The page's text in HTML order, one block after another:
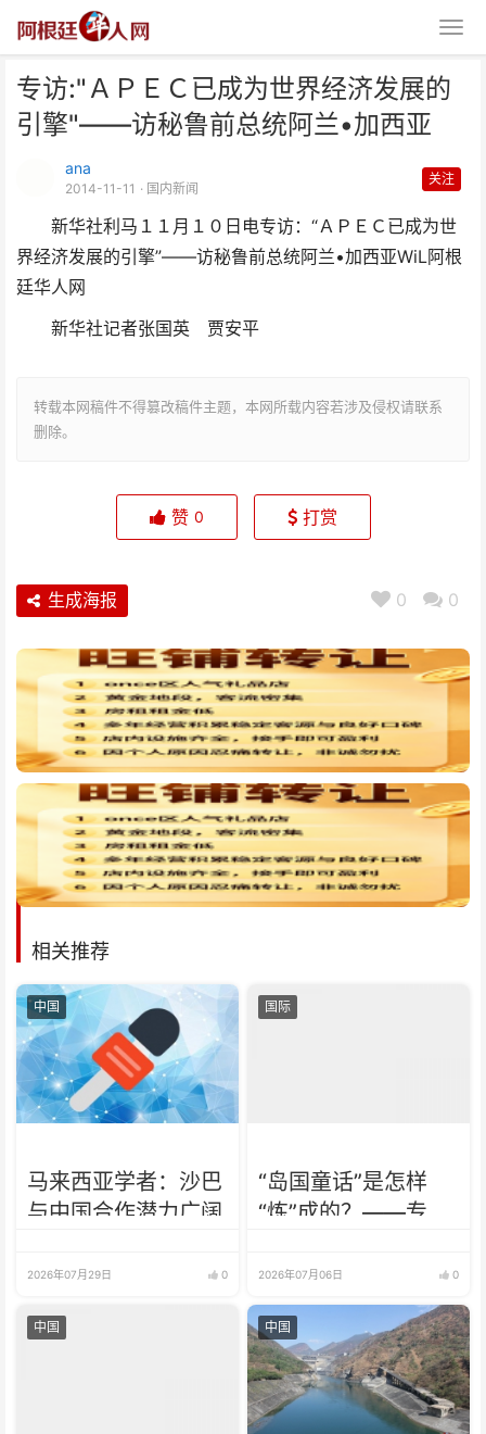
专访:"ＡＰＥＣ已成为世界经济发展的
引擎"——访秘鲁前总统阿兰•加西亚
ana
2014-11-11 · 国内新闻
关注
新华社利马１１月１０日电专访：“ＡＰＥＣ已成为世
界经济发展的引擎”——访秘鲁前总统阿兰•加西亚WiL阿根
廷华人网
新华社记者张国英 贾安平
转载本网稿件不得篡改稿件主题，本网所载内容若涉及侵权请联系
删除。
专访:"ＡＰＥＣ已成为世界经济发
展的引擎"——访秘鲁
赞 0 打赏
0 0
生成海报
相关推荐
中国
马来西亚学者：沙巴
与中国合作潜力广阔
2026年07月29日 0
国际
“岛国童话”是怎样
“炼”成的？——专访
2026年07月06日 0
中国 中国